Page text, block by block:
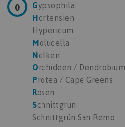
0
Gypsophila
Hortensien
Hypericum
Molucella
Nelken
O rchideen / Dendrobium
P rotea / Cape Greens
Rosen
Schnittgrün
Schnittgrün San Remo